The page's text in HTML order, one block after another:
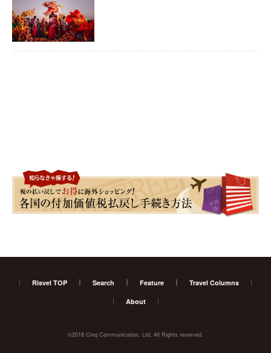
Risvel TOP Search Feature Travel Columns
About
©2018 Cinq Communication, Ltd. All Rights reserved.